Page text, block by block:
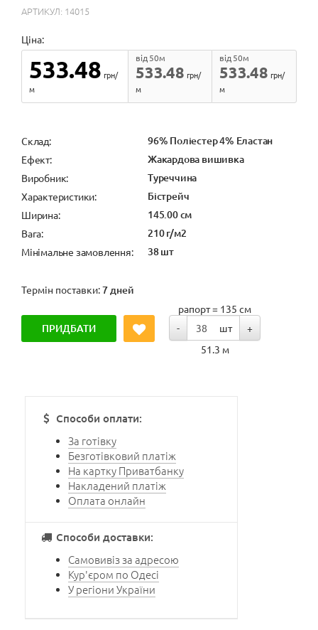
АРТИКУЛ: 14015
Ціна:
533.48 грн/
м
533.48
від 50м
грн/
м
533.48
від 50м
грн/
м
Cклад: 96% Поліестер 4% Еластан
Ефект: Жакардова вишивка
Виробник: Туреччина
Характеристики: Бістрейч
Ширина: 145.00 см
Вага: 210 г/м2
Мінімальне замовлення: 38 шт
Термін поставки:7 дней
ПРИДБАТИ
рапорт = 135 см
-
шт
+
51.3 м
Способи оплати:
За готівку
Безготівковий платіж
На картку Приватбанку
Накладений платіж
Оплата онлайн
Способи доставки:
Самовивіз за адресою
Кур'єром по Одесі
У регіони України